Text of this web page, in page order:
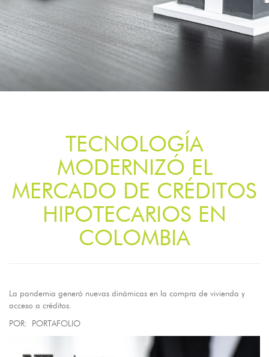
TECNOLOGÍA
MODERNIZÓ EL
MERCADO DE CRÉDITOS
HIPOTECARIOS EN
COLOMBIA
La pandemia generó nuevas dinámicas en la compra de vivienda y
acceso a créditos.
POR: PORTAFOLIO